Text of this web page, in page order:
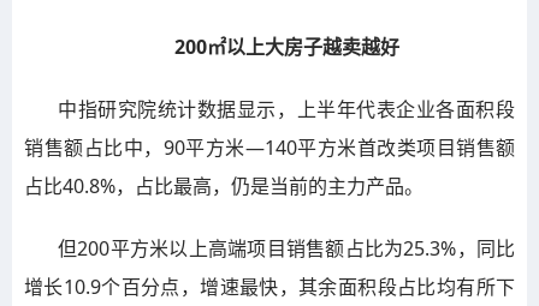
200㎡以上大房子越卖越好
中指研究院统计数据显示，上半年代表企业各面积段
销售额占比中，90平方米—140平方米首改类项目销售额
占比40.8%，占比最高，仍是当前的主力产品。
但200平方米以上高端项目销售额占比为25.3%，同比
增长10.9个百分点，增速最快，其余面积段占比均有所下